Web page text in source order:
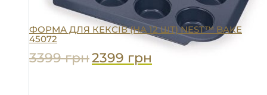
ФОРМА ДЛЯ КЕКСІВ (НА 12 ШТ) NEST™ BAKE
45072
3399грн2399 грн